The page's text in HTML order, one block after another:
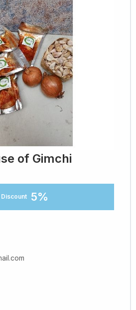
of Gimchi
Discount 5%